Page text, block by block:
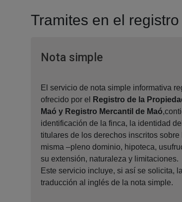
Tramites en el
Nota simpleVentana nueva
El servicio de nota simple informativa
ofrecido por el
Registro de la
Maó y Registro Mercantil de Maó
identificación de la finca, la identidad
titulares de los derechos inscritos sobre
misma –pleno dominio, hipoteca,
su extensión, naturaleza y limitaciones.
Este servicio incluye, si así se solicita, la
traducción al inglés de la nota simple.